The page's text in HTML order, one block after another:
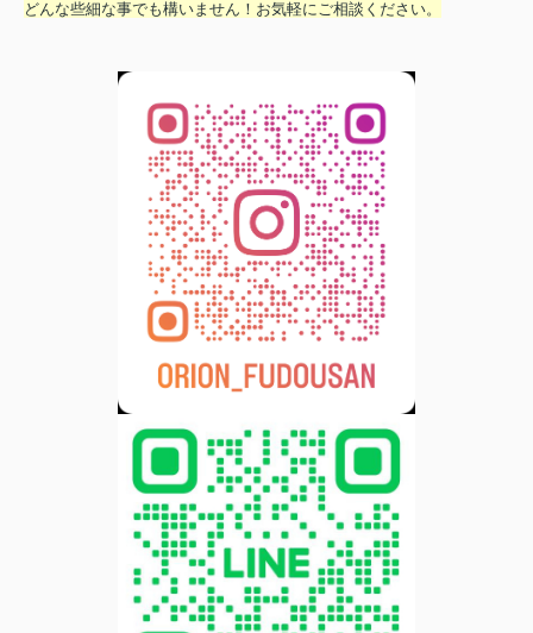
どんな些細な事でも構いません！お気軽にご相談ください。